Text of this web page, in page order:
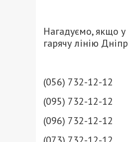
Нагадуємо, якщо
гарячу лінію
(056) 732-12-12
(095) 732-12-12
(096) 732-12-12